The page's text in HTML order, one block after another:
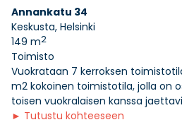
Annankatu 34
Keskusta, Helsinki
149 m2
Toimisto
Vuokrataan 7 kerroksen
m2 kokoinen toimistotila, jolla on
toisen vuokralaisen kanssa
► Tutustu kohteeseen